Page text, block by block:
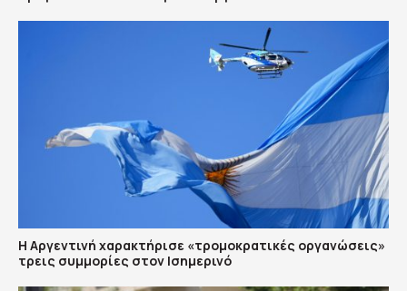
Η Αργεντινή χαρακτήρισε «τρομοκρατικές οργανώσεις»
τρεις συμμορίες στον Ισημερινό